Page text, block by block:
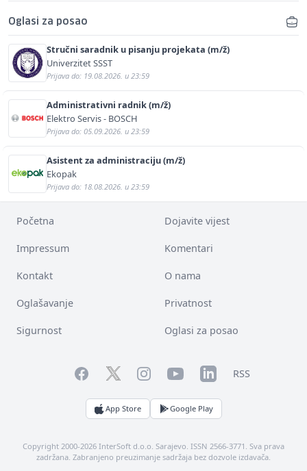
Oglasi za posao
Stručni saradnik u pisanju projekata (m/ž)
Univerzitet SSST
Prijava do: 19.08.2026. u 23:59
Administrativni radnik (m/ž)
Elektro Servis - BOSCH
Prijava do: 05.09.2026. u 23:59
Asistent za administraciju (m/ž)
Ekopak
Prijava do: 18.08.2026. u 23:59
Početna Dojavite vijest
Impressum Komentari
Kontakt O nama
Oglašavanje Privatnost
Sigurnost Oglasi za posao
FacebookTwitterInstagramYouTubeLinkedInRSS
App Store Google Play
Copyright 2000-2026 InterSoft d.o.o. Sarajevo. ISSN 2566-3771. Sva prava
zadržana. Zabranjeno preuzimanje sadržaja bez dozvole izdavača.